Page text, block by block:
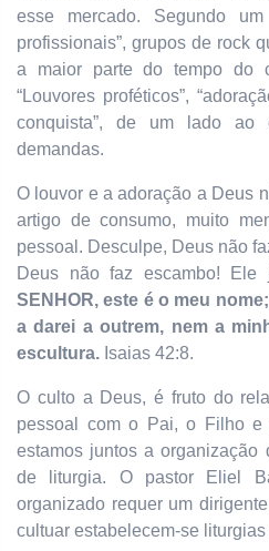
esse mercado. Segundo
profissionais”, grupos de rock
a maior parte do tempo do
“Louvores proféticos”,
conquista”, de um lado ao
demandas.
O louvor e a adoração a Deus
artigo de consumo, muito
pessoal. Desculpe, Deus não
Deus não faz escambo! Ele
SENHOR, este é o meu
a darei a outrem, nem a
escultura. Isaias 42:8.
O culto a Deus, é fruto do
pessoal com o Pai, o Filho e
estamos juntos a organização
de liturgia. O pastor Eliel
organizado requer um
cultuar estabelecem-se liturgias